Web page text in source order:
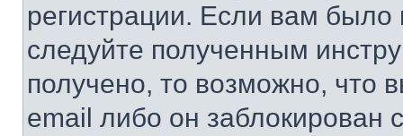
регистрации. Если вам
следуйте полученным
получено, то возможно, что
email либо он